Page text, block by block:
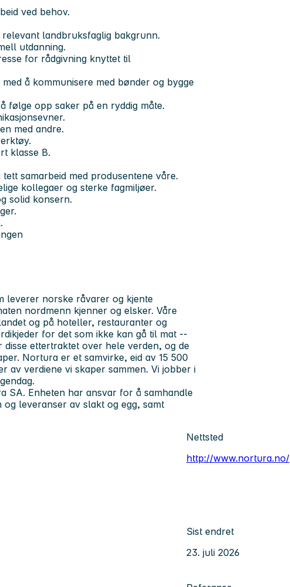
ved behov.
landbruksfaglig bakgrunn.
utdanning.
for rådgivning knyttet til
å kommunisere med bønder og bygge
følge opp saker på en ryddig måte.
med andre.
klasse B.
samarbeid med produsentene våre.
kollegaer og sterke fagmiljøer.
solid konsern.
leverer norske råvarer og kjente
nordmenn kjenner og elsker. Våre
og på hoteller, restauranter og
for det som ikke kan gå til mat --
ettertraktet over hele verden, og de
Nortura er et samvirke, eid av 15 500
av verdiene vi skaper sammen. Vi jobber i
SA. Enheten har ansvar for å samhandle
leveranser av slakt og egg, samt
Nettsted
http://www.nortura.no/
Sist endret
23. juli 2026